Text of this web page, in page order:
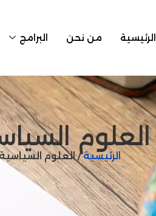
الرئيسية من نحن البرامج
العلوم
الرئيسية/ العلوم